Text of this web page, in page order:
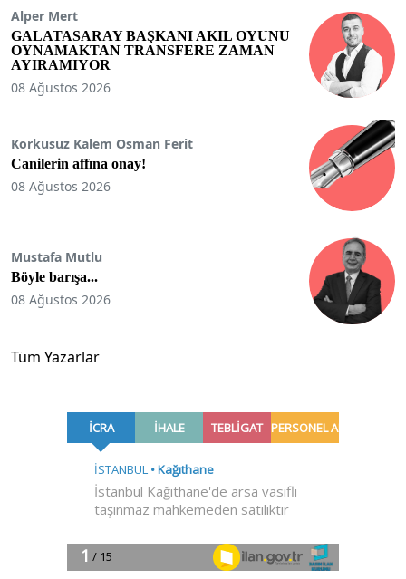
Alper Mert
GALATASARAY BAŞKANI AKIL OYUNU
OYNAMAKTAN TRANSFERE ZAMAN
AYIRAMIYOR
08 Ağustos 2026
Korkusuz Kalem Osman Ferit
Canilerin affına onay!
08 Ağustos 2026
Mustafa Mutlu
Böyle barışa...
08 Ağustos 2026
Tüm Yazarlar